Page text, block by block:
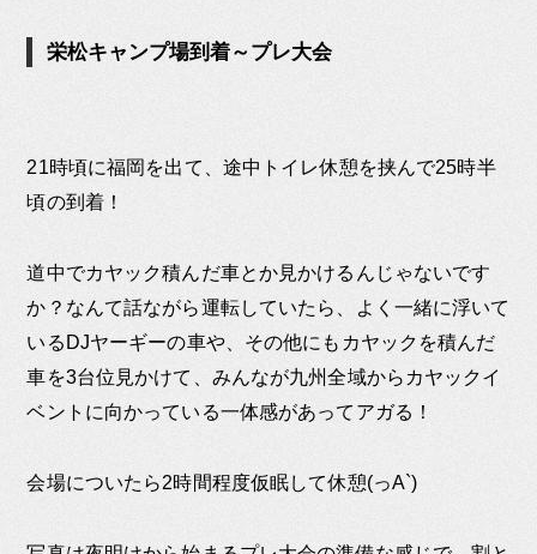
栄松キャンプ場到着～プレ大会
21時頃に福岡を出て、途中トイレ休憩を挟んで25時半
頃の到着！
道中でカヤック積んだ車とか見かけるんじゃないです
か？なんて話ながら運転していたら、よく一緒に浮いて
いるDJヤーギーの車や、その他にもカヤックを積んだ
車を3台位見かけて、みんなが九州全域からカヤックイ
ベントに向かっている一体感があってアガる！
会場についたら2時間程度仮眠して休憩(っA`)